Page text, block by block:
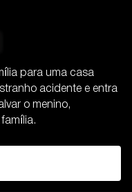
para uma casa
acidente e entra
o menino,